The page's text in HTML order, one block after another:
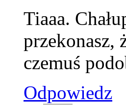
Tiaaa.
przekonasz,
czemuś
Odpowiedz